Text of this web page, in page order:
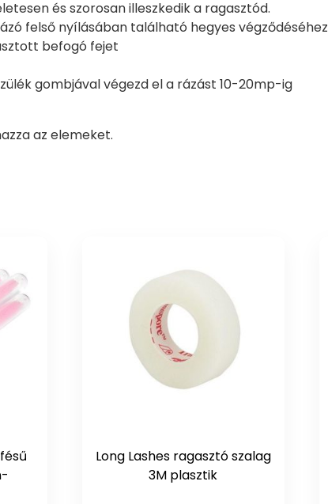
és szorosan illeszkedik a ragasztód.
felső nyílásában található hegyes végződéséhez
befogó fejet
gombjával végezd el a rázást 10-20mp-ig
az elemeket.
Long Lashes ragasztó szalag
3M plasztik